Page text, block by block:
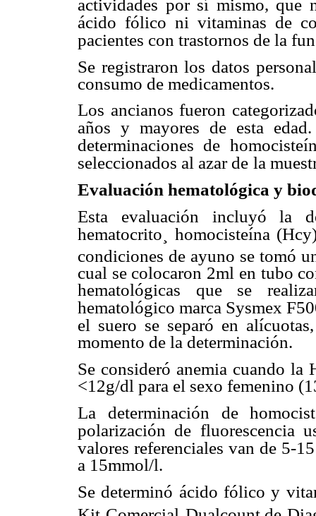
actividades por sí mismo, que
ácido fólico ni vitaminas de
pacientes con trastornos de la
Se registraron los datos
consumo de medicamentos.
Los ancianos fueron
años y mayores de esta
determinaciones de
seleccionados al azar de la
Evaluación hematológica y
Esta evaluación incluyó la
hematocrito¸ homocisteína
condiciones de ayuno se tomó
cual se colocaron 2ml en tubo
hematológicas que se
hematológico marca Sysmex
el suero se separó en
momento de la determinación.
Se consideró anemia cuando
<12g/dl para el sexo femenino
La determinación de
polarización de fluorescencia
valores referenciales van de 5-15
a 15mmol/l.
Se determinó ácido fólico y